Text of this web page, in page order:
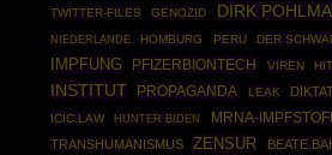
TWITTER-FILES GENOZID DIRK
NIEDERLANDE HOMBURG PERU DER
IMPFUNG PFIZERBIONTECH VIREN
INSTITUT
PROPAGANDA LEAK
ICIC.LAW HUNTER BIDEN MRNA-
TRANSHUMANISMUS ZENSUR BEATE